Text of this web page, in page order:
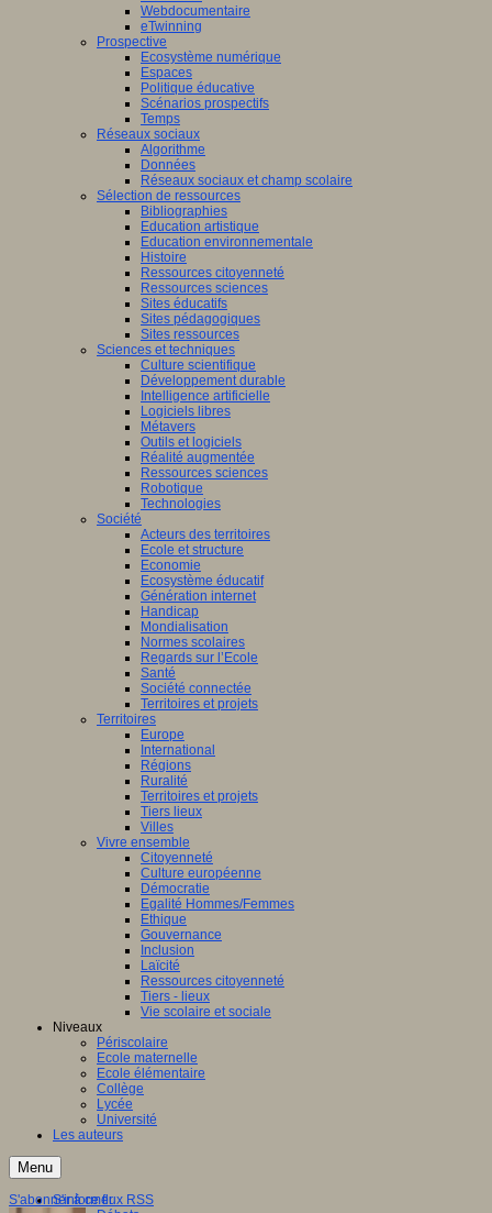
Webdocumentaire
eTwinning
Prospective
Ecosystème numérique
Espaces
Politique éducative
Scénarios prospectifs
Temps
Réseaux sociaux
Algorithme
Données
Réseaux sociaux et champ scolaire
Sélection de ressources
Bibliographies
Education artistique
Education environnementale
Histoire
Ressources citoyenneté
Ressources sciences
Sites éducatifs
Sites pédagogiques
Sites ressources
Sciences et techniques
Culture scientifique
Développement durable
Intelligence artificielle
Logiciels libres
Métavers
Outils et logiciels
Réalité augmentée
Ressources sciences
Robotique
Technologies
Société
Acteurs des territoires
Ecole et structure
Economie
Ecosystème éducatif
Génération internet
Handicap
Mondialisation
Normes scolaires
Regards sur l’Ecole
Santé
Société connectée
Territoires et projets
Territoires
Europe
International
Régions
Ruralité
Territoires et projets
Tiers lieux
Villes
Vivre ensemble
Citoyenneté
Culture européenne
Démocratie
Egalité Hommes/Femmes
Ethique
Gouvernance
Inclusion
Laïcité
Ressources citoyenneté
Tiers - lieux
Vie scolaire et sociale
Niveaux
Périscolaire
Ecole maternelle
Ecole élémentaire
Collège
Lycée
Université
Les auteurs
Menu
S'informer
S'abonner à ce flux RSS